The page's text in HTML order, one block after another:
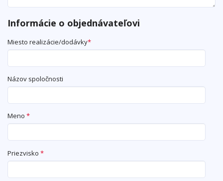
Informácie o objednávateľovi
Miesto realizácie/dodávky*
Názov spoločnosti
Meno *
Priezvisko *